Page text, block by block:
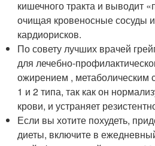
кишечного тракта и выводит
очищая кровеносные сосуды
кардиорисков.
По совету лучших врачей
для лечебно-
ожирением , метаболическим
1 и 2 типа, так как он
крови, и устраняет
Если вы хотите похудеть,
диеты, включите в